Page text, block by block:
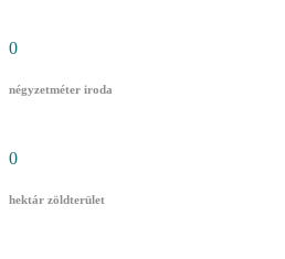
0
négyzetméter iroda
0
hektár zöldterület